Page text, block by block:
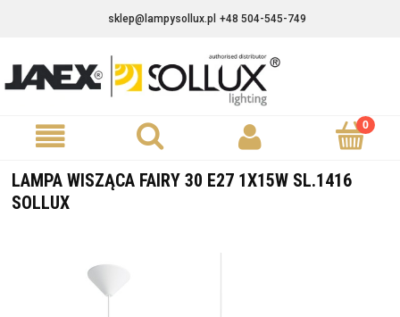
sklep@lampysollux.pl +48 504-545-749
LAMPA WISZĄCA FAIRY 30 E27 1X15W SL.1416
SOLLUX